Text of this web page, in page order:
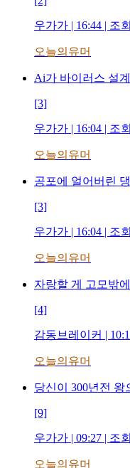
우가가 | 16:44 | 조
오늘의유머
Ai가 바이러스 설
[3]
우가가 | 16:04 | 조
오늘의유머
공포에 얼어버린
[3]
우가가 | 16:04 | 조
오늘의유머
자랑할 게 고모밖
[4]
감동브레이커 |
오늘의유머
당신이 300년전
[9]
우가가 | 09:27 | 조
오늘의유머